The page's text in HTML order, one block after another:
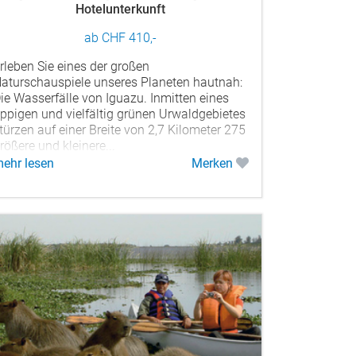
Hotelunterkunft
ab CHF 410,-
Sie eines der großen
unseres Planeten hautnah:
Wasserfälle von Iguazu. Inmitten eines
und vielfältig grünen Urwaldgebietes
auf einer Breite von 2,7 Kilometer 275
und kleinere...
lesen
Merken